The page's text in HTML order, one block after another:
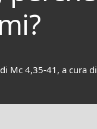
Mc 4,35-41, a cura di